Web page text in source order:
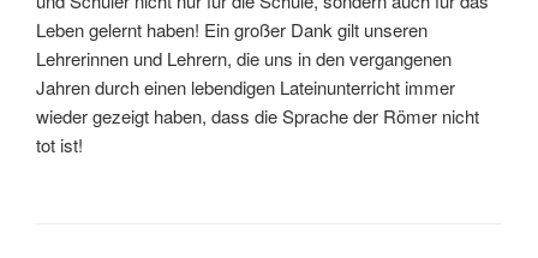
Leben gelernt haben! Ein großer Dank gilt unseren
Lehrerinnen und Lehrern, die uns in den vergangenen
Jahren durch einen lebendigen Lateinunterricht immer
wieder gezeigt haben, dass die Sprache der Römer nicht
tot ist!